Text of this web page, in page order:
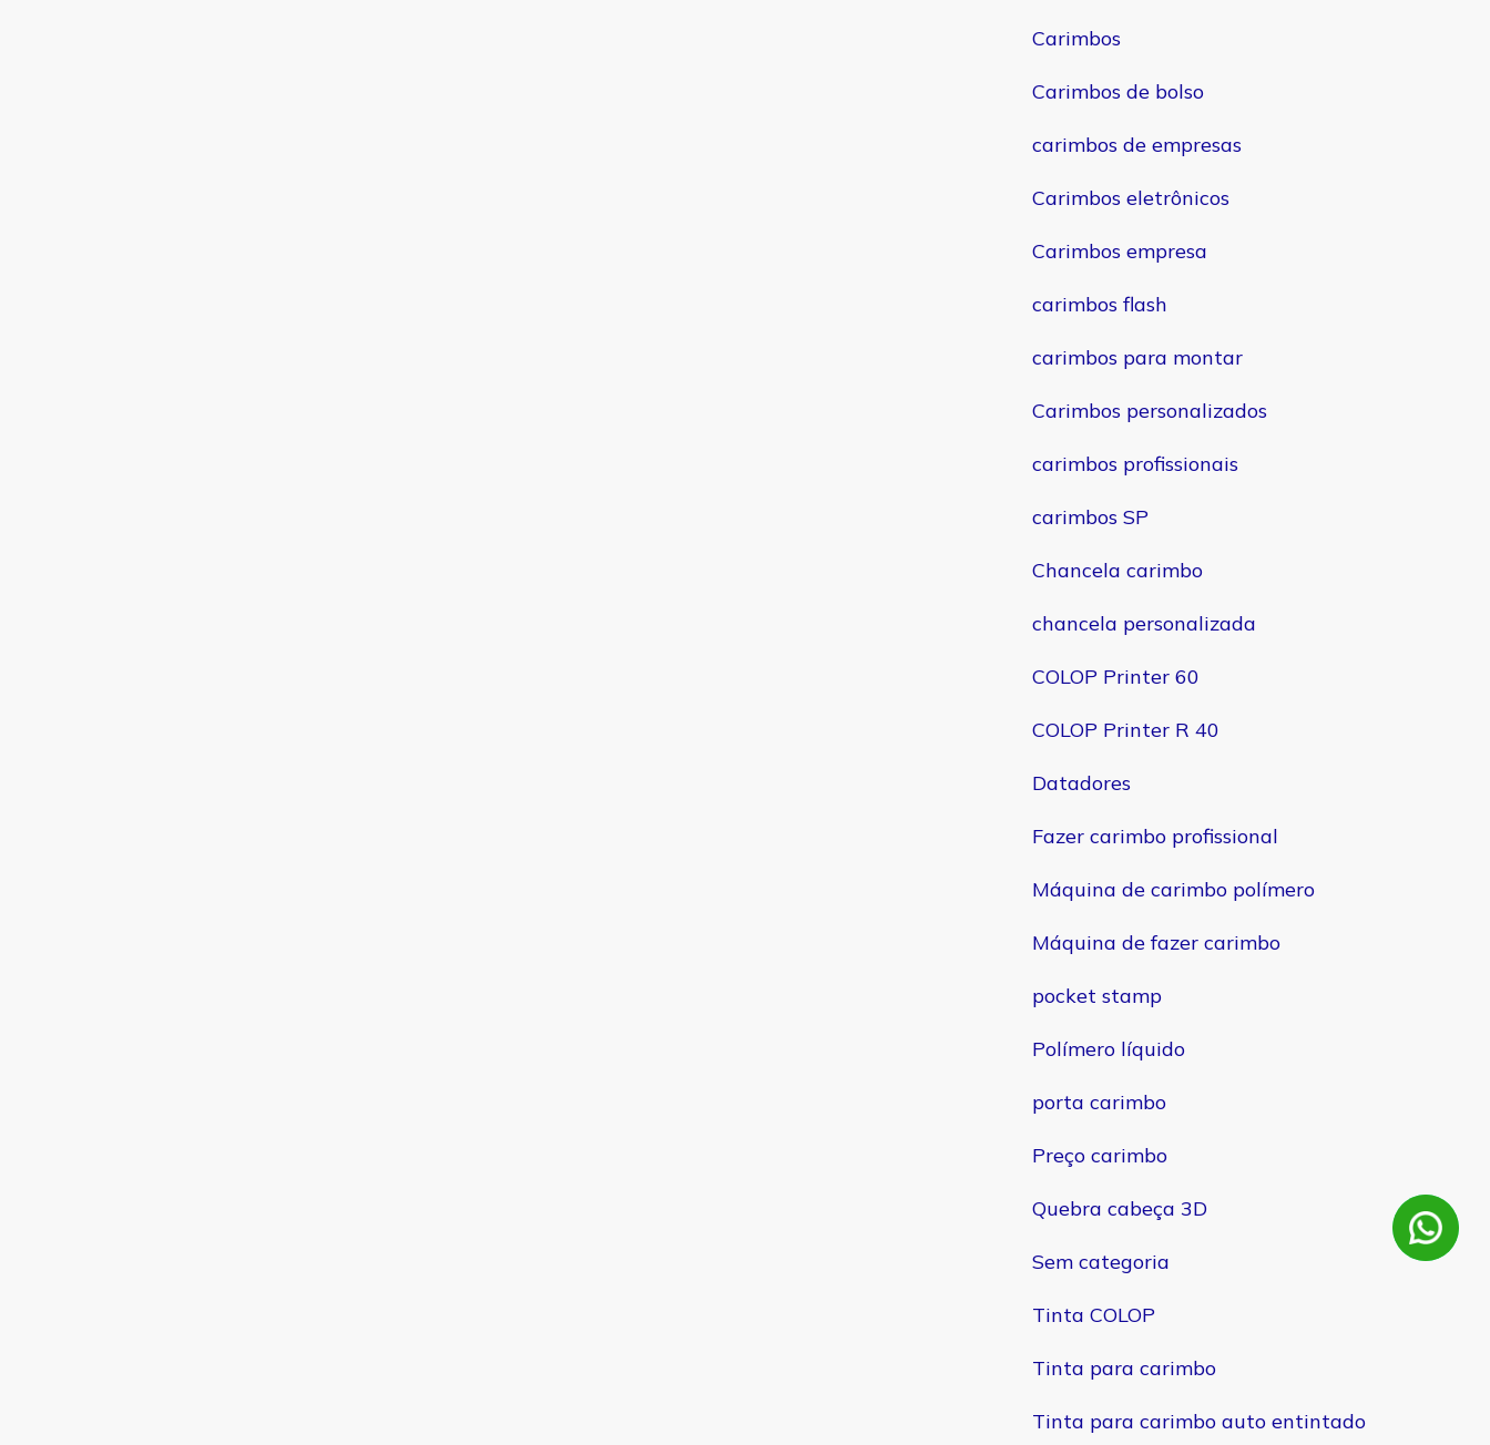
Carimbos
Carimbos de bolso
carimbos de empresas
Carimbos eletrônicos
Carimbos empresa
carimbos flash
carimbos para montar
Carimbos personalizados
carimbos profissionais
carimbos SP
Chancela carimbo
chancela personalizada
COLOP Printer 60
COLOP Printer R 40
Datadores
Fazer carimbo profissional
Máquina de carimbo polímero
Máquina de fazer carimbo
pocket stamp
Polímero líquido
porta carimbo
Preço carimbo
Quebra cabeça 3D
Sem categoria
Tinta COLOP
Tinta para carimbo
Tinta para carimbo auto entintado